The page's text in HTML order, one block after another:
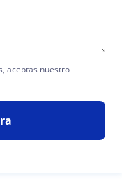
aceptas nuestro